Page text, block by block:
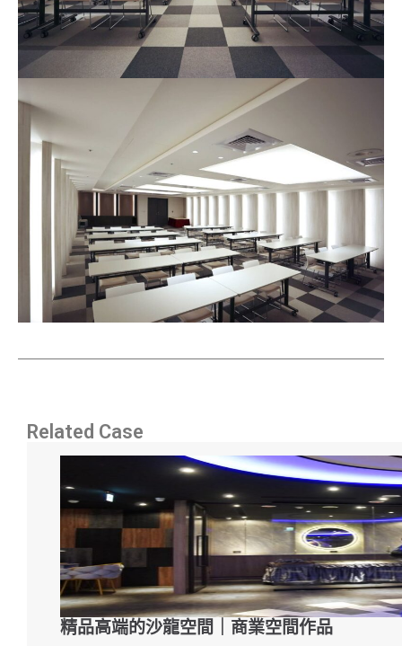
Related Case
精品高端的沙龍空間｜商業空間作品